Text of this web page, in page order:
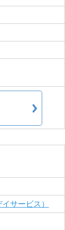
サービス）